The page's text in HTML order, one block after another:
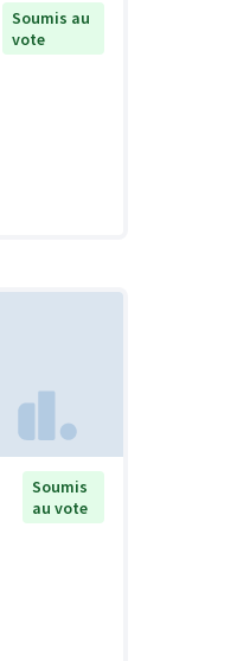
Soumis au
vote
Soumis
au vote